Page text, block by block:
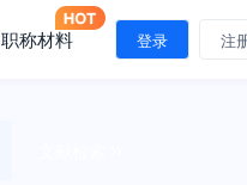
职称材料 登录 注